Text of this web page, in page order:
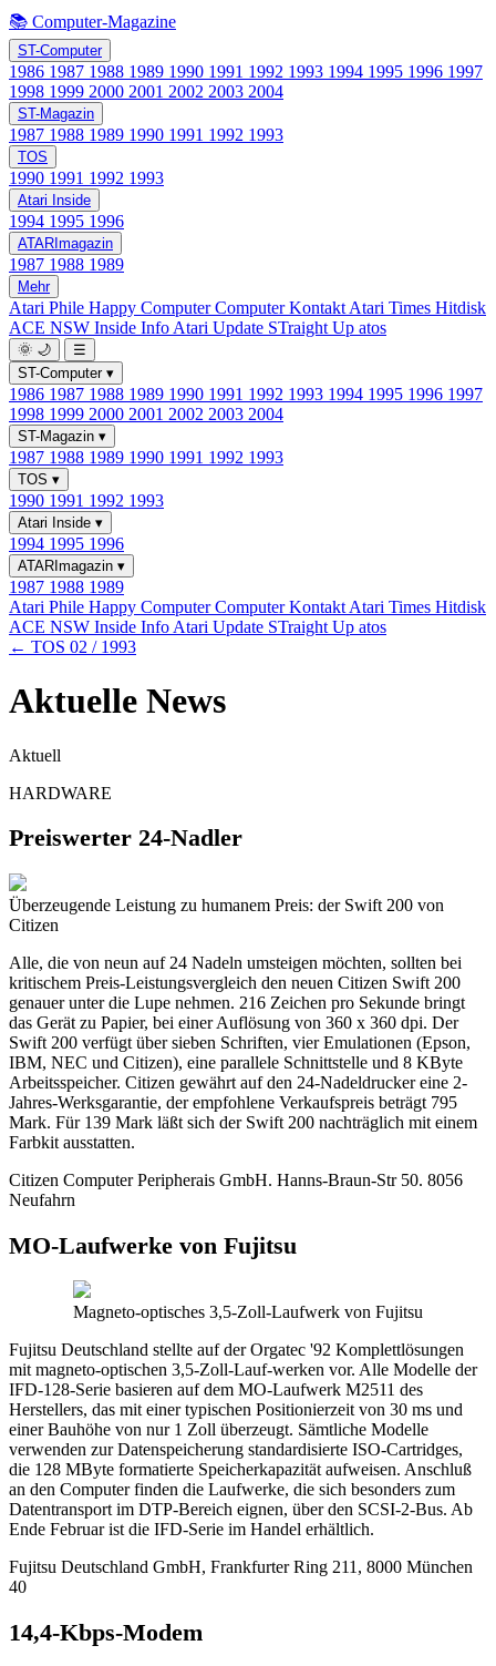
📚 Computer-Magazine
ST-Computer
1986 1987 1988 1989 1990 1991 1992 1993 1994 1995 1996 1997
1998 1999 2000 2001 2002 2003 2004
ST-Magazin
1987 1988 1989 1990 1991 1992 1993
TOS
1990 1991 1992 1993
Atari Inside
1994 1995 1996
ATARImagazin
1987 1988 1989
Mehr
Atari Phile Happy ComputerComputer Kontakt Atari Times Hitdisk
ACE NSW Inside Info Atari Update STraight Up atos
🌞 🌙
☰
ST-Computer ▾
1986 1987 1988 1989 1990 1991 1992 1993 1994 1995 1996 1997
1998 1999 2000 2001 2002 2003 2004
ST-Magazin ▾
1987 1988 1989 1990 1991 1992 1993
TOS ▾
1990 1991 1992 1993
Atari Inside ▾
1994 1995 1996
ATARImagazin ▾
1987 1988 1989
Atari Phile Happy ComputerComputer Kontakt Atari Times Hitdisk
ACE NSW Inside Info Atari Update STraight Up atos
← TOS 02 / 1993
Aktuelle News
Aktuell
HARDWARE
Preiswerter 24-Nadler
Überzeugende Leistung zu humanem Preis: der Swift 200 von
Citizen
Alle, die von neun auf 24 Nadeln umsteigen möchten, sollten bei
kritischem Preis-Leistungsvergleich den neuen Citizen Swift 200
genauer unter die Lupe nehmen. 216 Zeichen pro Sekunde bringt
das Gerät zu Papier, bei einer Auflösung von 360 x 360 dpi. Der
Swift 200 verfügt über sieben Schriften, vier Emulationen (Epson,
IBM, NEC und Citizen), eine parallele Schnittstelle und 8 KByte
Arbeitsspeicher. Citizen gewährt auf den 24-Nadeldrucker eine 2-
Jahres-Werksgarantie, der empfohlene Verkaufspreis beträgt 795
Mark. Für 139 Mark läßt sich der Swift 200 nachträglich mit einem
Farbkit ausstatten.
Citizen Computer Peripherais GmbH. Hanns-Braun-Str 50. 8056
Neufahrn
MO-Laufwerke von Fujitsu
Magneto-optisches 3,5-Zoll-Laufwerk von Fujitsu
Fujitsu Deutschland stellte auf der Orgatec '92 Komplettlösungen
mit magneto-optischen 3,5-Zoll-Lauf-werken vor. Alle Modelle der
IFD-128-Serie basieren auf dem MO-Laufwerk M2511 des
Herstellers, das mit einer typischen Positionierzeit von 30 ms und
einer Bauhöhe von nur 1 Zoll überzeugt. Sämtliche Modelle
verwenden zur Datenspeicherung standardisierte ISO-Cartridges,
die 128 MByte formatierte Speicherkapazität aufweisen. Anschluß
an den Computer finden die Laufwerke, die sich besonders zum
Datentransport im DTP-Bereich eignen, über den SCSI-2-Bus. Ab
Ende Februar ist die IFD-Serie im Handel erhältlich.
Fujitsu Deutschland GmbH, Frankfurter Ring 211, 8000 München
40
14,4-Kbps-Modem